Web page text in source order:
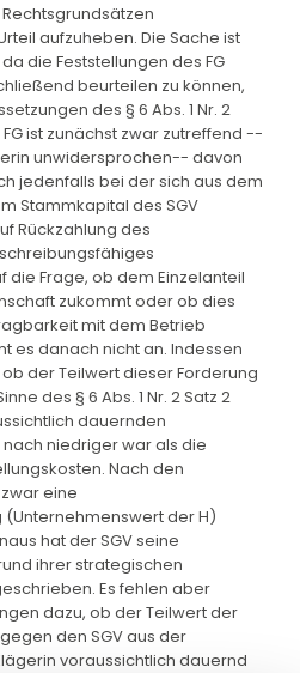
aufzuheben. Die Sache ist
die Feststellungen des FG
beurteilen zu können,
des § 6 Abs. 1 Nr. 2
FG ist zunächst zwar zutreffend --
unwidersprochen-- davon
jedenfalls bei der sich aus dem
Stammkapital des SGV
Rückzahlung des
die Frage, ob dem Einzelanteil
zukommt oder ob dies
mit dem Betrieb
es danach nicht an. Indessen
der Teilwert dieser Forderung
des § 6 Abs. 1 Nr. 2 Satz 2
dauernden
niedriger war als die
Nach den
eine
der H)
hat der SGV seine
ihrer strategischen
Es fehlen aber
dazu, ob der Teilwert der
den SGV aus der
voraussichtlich dauernd